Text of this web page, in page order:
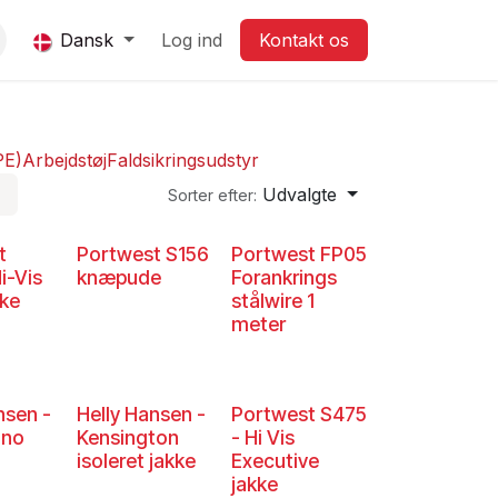
Dansk Log ind Ko​​​​ntak​​t os
ArbejdstøjFaldsikringsudstyr
Sorter efter: Udvalgte
Vis
Portwest S156
knæpude
Portwest FP05
Forankrings
stålwire 1
meter
-
Helly Hansen -
Kensington
isoleret jakke
Portwest S475
- Hi Vis
Executive
jakke